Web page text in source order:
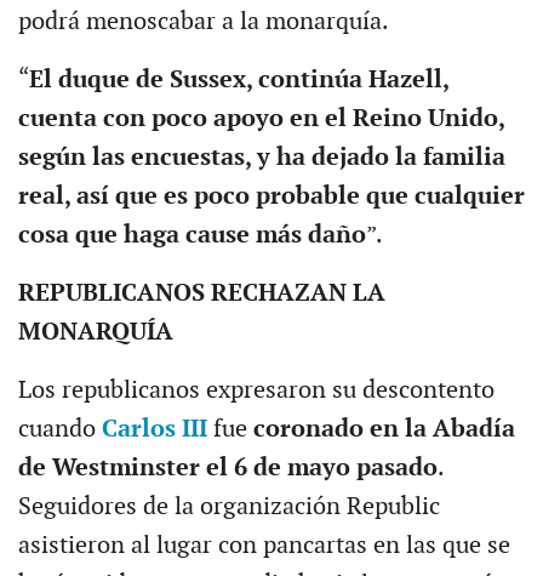
podrá menoscabar a la monarquía.
“El duque de Sussex, continúa Hazell,
cuenta con poco apoyo en el Reino Unido,
según las encuestas, y ha dejado la familia
real, así que es poco probable que cualquier
cosa que haga cause más daño”.
REPUBLICANOS RECHAZAN LA
MONARQUÍA
Los republicanos expresaron su descontento
cuando Carlos III fue coronado en la Abadía
de Westminster el 6 de mayo pasado.
Seguidores de la organización Republic
asistieron al lugar con pancartas en las que se